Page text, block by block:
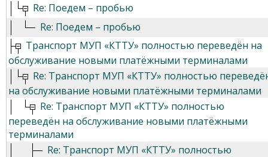
Re: Поедем – пробью
Re: Поедем – пробью
Транспорт МУП «КТТУ» полностью переведён на
обслуживание новыми платёжными терминалами
Re: Транспорт МУП «КТТУ» полностью
на обслуживание новыми платёжными терминалами
Re: Транспорт МУП «КТТУ» полностью
переведён на обслуживание новыми платёжными
терминалами
Re: Транспорт МУП «КТТУ» полностью